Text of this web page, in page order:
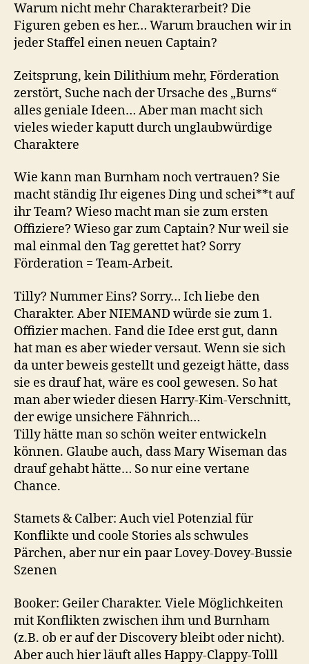
Warum nicht mehr Charakterarbeit? Die
Figuren geben es her… Warum brauchen wir in
jeder Staffel einen neuen Captain?
Zeitsprung, kein Dilithium mehr, Förderation
zerstört, Suche nach der Ursache des „Burns“
alles geniale Ideen… Aber man macht sich
vieles wieder kaputt durch unglaubwürdige
Charaktere
Wie kann man Burnham noch vertrauen? Sie
macht ständig Ihr eigenes Ding und schei**t auf
ihr Team? Wieso macht man sie zum ersten
Offiziere? Wieso gar zum Captain? Nur weil sie
mal einmal den Tag gerettet hat? Sorry
Förderation = Team-Arbeit.
Tilly? Nummer Eins? Sorry… Ich liebe den
Charakter. Aber NIEMAND würde sie zum 1.
Offizier machen. Fand die Idee erst gut, dann
hat man es aber wieder versaut. Wenn sie sich
da unter beweis gestellt und gezeigt hätte, dass
sie es drauf hat, wäre es cool gewesen. So hat
man aber wieder diesen Harry-Kim-Verschnitt,
der ewige unsichere Fähnrich…
Tilly hätte man so schön weiter entwickeln
können. Glaube auch, dass Mary Wiseman das
drauf gehabt hätte… So nur eine vertane
Chance.
Stamets & Calber: Auch viel Potenzial für
Konflikte und coole Stories als schwules
Pärchen, aber nur ein paar Lovey-Dovey-Bussie
Szenen
Booker: Geiler Charakter. Viele Möglichkeiten
mit Konflikten zwischen ihm und Burnham
(z.B. ob er auf der Discovery bleibt oder nicht).
Aber auch hier läuft alles Happy-Clappy-Tolll